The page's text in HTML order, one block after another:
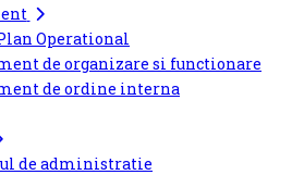
Operational
de organizare si functionare
de ordine interna
de administratie